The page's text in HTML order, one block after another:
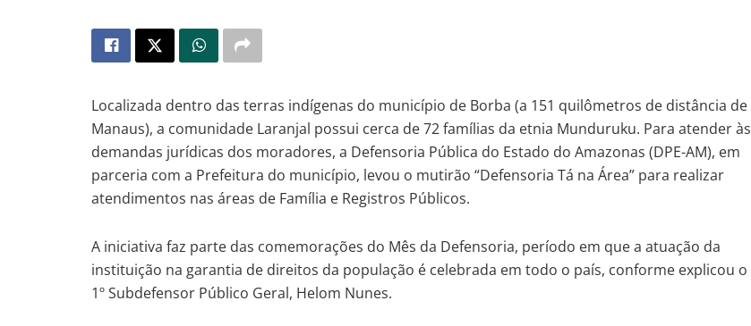
Localizada dentro das terras indígenas do município de Borba (a 151 quilômetros de distância de
Manaus), a comunidade Laranjal possui cerca de 72 famílias da etnia Munduruku. Para atender às
demandas jurídicas dos moradores, a Defensoria Pública do Estado do Amazonas (DPE-AM), em
parceria com a Prefeitura do município, levou o mutirão “Defensoria Tá na Área” para realizar
atendimentos nas áreas de Família e Registros Públicos.
A iniciativa faz parte das comemorações do Mês da Defensoria, período em que a atuação da
instituição na garantia de direitos da população é celebrada em todo o país, conforme explicou o
1º Subdefensor Público Geral, Helom Nunes.